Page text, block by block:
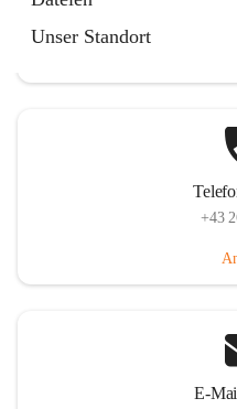
Unser Standort
+43
E-